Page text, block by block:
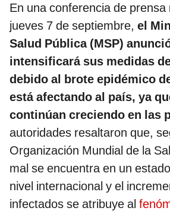
En una conferencia de prensa
jueves 7 de septiembre, el
Salud Pública (MSP)
intensificará sus medidas
debido al brote epidémico
está afectando al país, ya
continúan creciendo en las
autoridades resaltaron que,
Organización Mundial de la
mal se encuentra en un
nivel internacional y el
infectados se atribuye al